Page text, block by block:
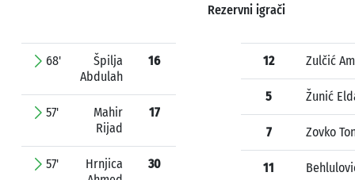
Rezervni igrači
68'
Špilja
Abdulah
16
57'
Mahir
Rijad
17
57'
Hrnjica
30
12 Zulčić
5 Žunić
7 Zovko
11